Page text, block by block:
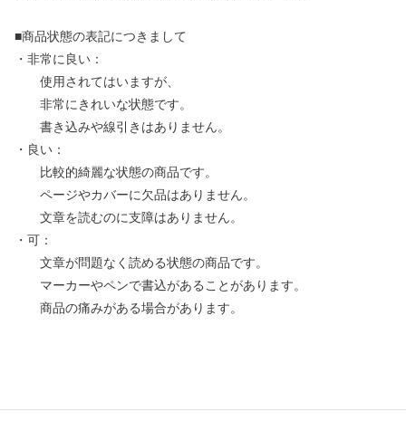
■商品状態の表記につきまして
・非常に良い：
使用されてはいますが、
非常にきれいな状態です。
書き込みや線引きはありません。
・良い：
比較的綺麗な状態の商品です。
ページやカバーに欠品はありません。
文章を読むのに支障はありません。
・可：
文章が問題なく読める状態の商品です。
マーカーやペンで書込があることがあります。
商品の痛みがある場合があります。